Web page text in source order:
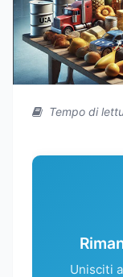
Tempo di
Unisciti